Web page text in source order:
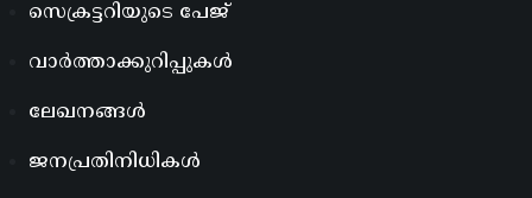
സെക്രട്ടറിയുടെ പേജ്
വാർത്താക്കുറിപ്പുകൾ
ലേഖനങ്ങൾ
ജനപ്രതിനിധികൾ